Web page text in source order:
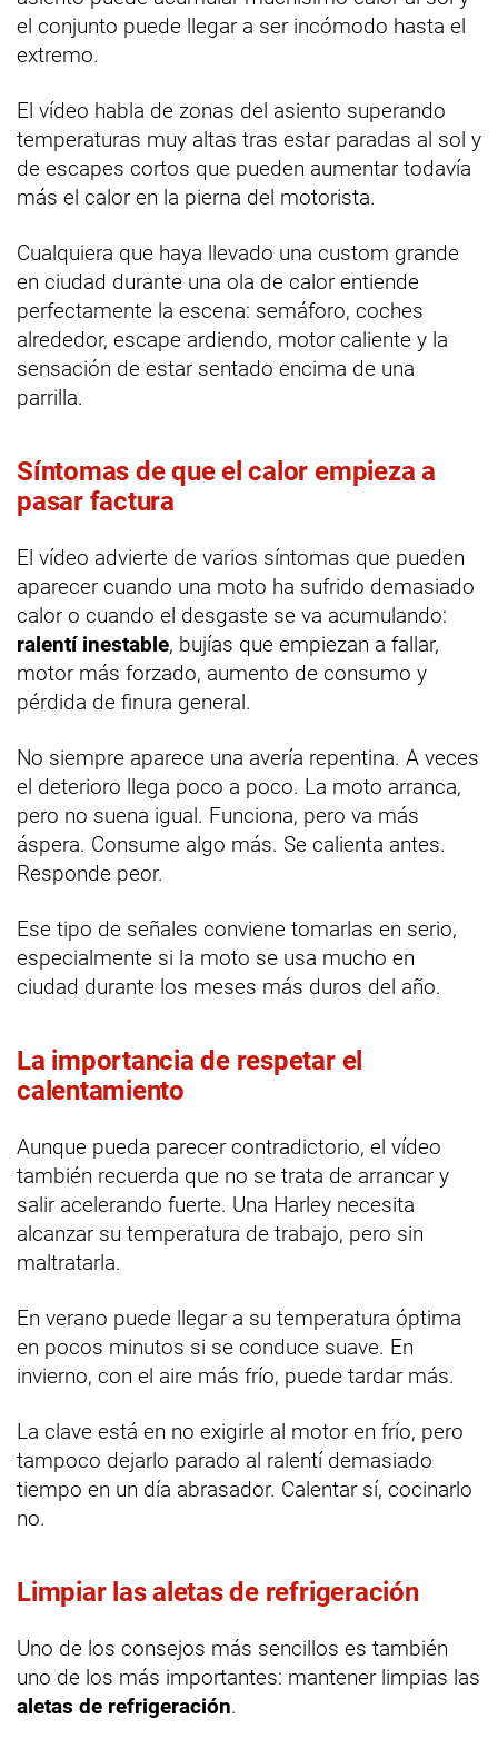
el conjunto puede llegar a ser incómodo hasta el
extremo.
El vídeo habla de zonas del asiento superando
temperaturas muy altas tras estar paradas al sol y
de escapes cortos que pueden aumentar todavía
más el calor en la pierna del motorista.
Cualquiera que haya llevado una custom grande
en ciudad durante una ola de calor entiende
perfectamente la escena: semáforo, coches
alrededor, escape ardiendo, motor caliente y la
sensación de estar sentado encima de una
parrilla.
Síntomas de que el calor empieza a
pasar factura
El vídeo advierte de varios síntomas que pueden
aparecer cuando una moto ha sufrido demasiado
calor o cuando el desgaste se va acumulando:
ralentí inestable, bujías que empiezan a fallar,
motor más forzado, aumento de consumo y
pérdida de finura general.
No siempre aparece una avería repentina. A veces
el deterioro llega poco a poco. La moto arranca,
pero no suena igual. Funciona, pero va más
áspera. Consume algo más. Se calienta antes.
Responde peor.
Ese tipo de señales conviene tomarlas en serio,
especialmente si la moto se usa mucho en
ciudad durante los meses más duros del año.
La importancia de respetar el
calentamiento
Aunque pueda parecer contradictorio, el vídeo
también recuerda que no se trata de arrancar y
salir acelerando fuerte. Una Harley necesita
alcanzar su temperatura de trabajo, pero sin
maltratarla.
En verano puede llegar a su temperatura óptima
en pocos minutos si se conduce suave. En
invierno, con el aire más frío, puede tardar más.
La clave está en no exigirle al motor en frío, pero
tampoco dejarlo parado al ralentí demasiado
tiempo en un día abrasador. Calentar sí, cocinarlo
no.
Limpiar las aletas de refrigeración
Uno de los consejos más sencillos es también
uno de los más importantes: mantener limpias las
aletas de refrigeración.